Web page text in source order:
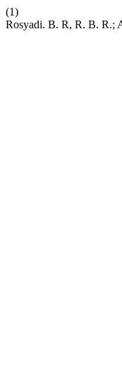
(1)
Rosyadi. B. R, R. B. R.;